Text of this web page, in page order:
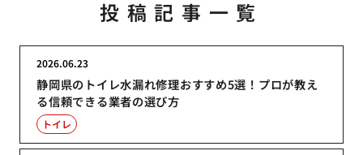
投稿記事一覧
静岡県のトイレ水漏れ修理おすすめ5選！プロが教え
る信頼できる業者の選び方
2026.06.23
トイレ